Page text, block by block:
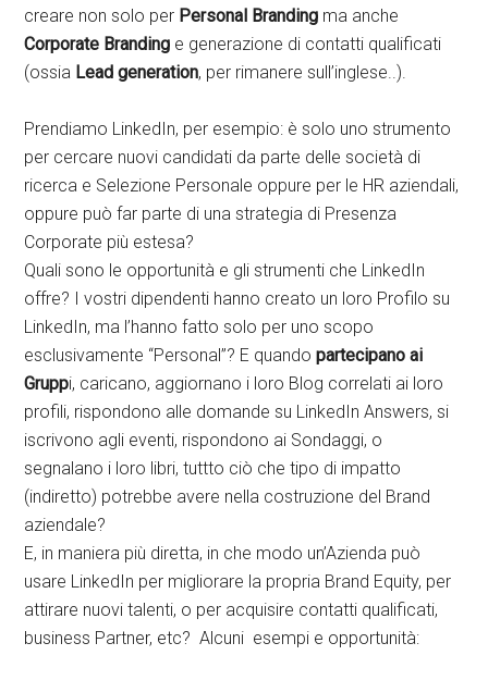
creare non solo per Personal Branding ma anche
Corporate Branding e generazione di contatti qualificati
(ossia Lead generation, per rimanere sull’inglese..).
Prendiamo LinkedIn, per esempio: è solo uno strumento
per cercare nuovi candidati da parte delle società di
ricerca e Selezione Personale oppure per le HR aziendali,
oppure può far parte di una strategia di Presenza
Corporate più estesa?
Quali sono le opportunità e gli strumenti che LinkedIn
offre? I vostri dipendenti hanno creato un loro Profilo su
LinkedIn, ma l’hanno fatto solo per uno scopo
esclusivamente “Personal”? E quando partecipano ai
Gruppi, caricano, aggiornano i loro Blog correlati ai loro
profili, rispondono alle domande su LinkedIn Answers, si
iscrivono agli eventi, rispondono ai Sondaggi, o
segnalano i loro libri, tuttto ciò che tipo di impatto
(indiretto) potrebbe avere nella costruzione del Brand
aziendale?
E, in maniera più diretta, in che modo un’Azienda può
usare LinkedIn per migliorare la propria Brand Equity, per
attirare nuovi talenti, o per acquisire contatti qualificati,
business Partner, etc? Alcuni esempi e opportunità: